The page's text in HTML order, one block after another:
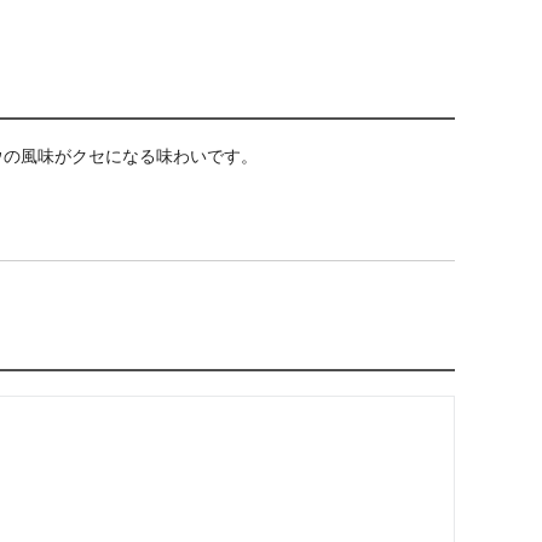
風味がクセになる味わいです。